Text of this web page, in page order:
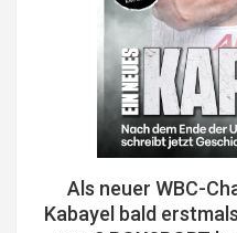
Als neuer WBC-
Kabayel bald